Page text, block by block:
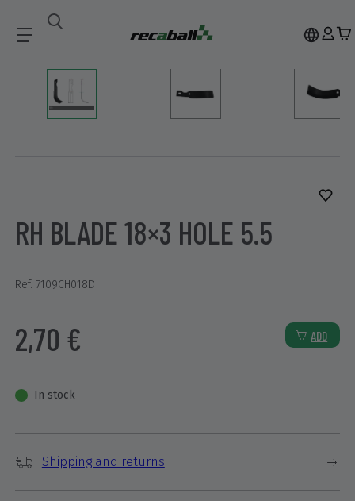
Accesorios
RH BLADE 18×3 HOLE 5.5
Ref. 7109CH018D
2,70 € ADD
In stock
Shipping and returns